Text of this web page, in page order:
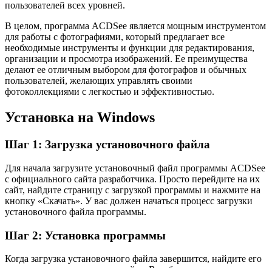
пользователей всех уровней.
В целом, программа ACDSee является мощным инструментом
для работы с фотографиями, который предлагает все
необходимые инструменты и функции для редактирования,
организации и просмотра изображений. Ее преимущества
делают ее отличным выбором для фотографов и обычных
пользователей, желающих управлять своими
фотоколлекциями с легкостью и эффективностью.
Установка на Windows
Шаг 1: Загрузка установочного файла
Для начала загрузите установочный файл программы ACDSee
с официального сайта разработчика. Просто перейдите на их
сайт, найдите страницу с загрузкой программы и нажмите на
кнопку «Скачать». У вас должен начаться процесс загрузки
установочного файла программы.
Шаг 2: Установка программы
Когда загрузка установочного файла завершится, найдите его